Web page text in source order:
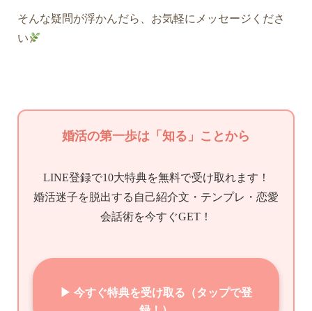
そんな疑問が浮かんだら、お気軽にメッセージくださ
い
婚活の第一歩は「知る」ことから
LINE登録で10大特典を無料で受け取れます！
婚活迷子を脱出する自己紹介文・テンプレ・恋愛
会話術を今すぐGET！
▶ 今すぐ特典を受け取る（タップで登